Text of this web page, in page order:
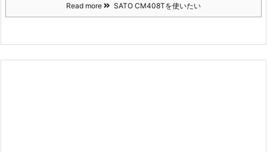
Read more SATO CM408Tを使いたい